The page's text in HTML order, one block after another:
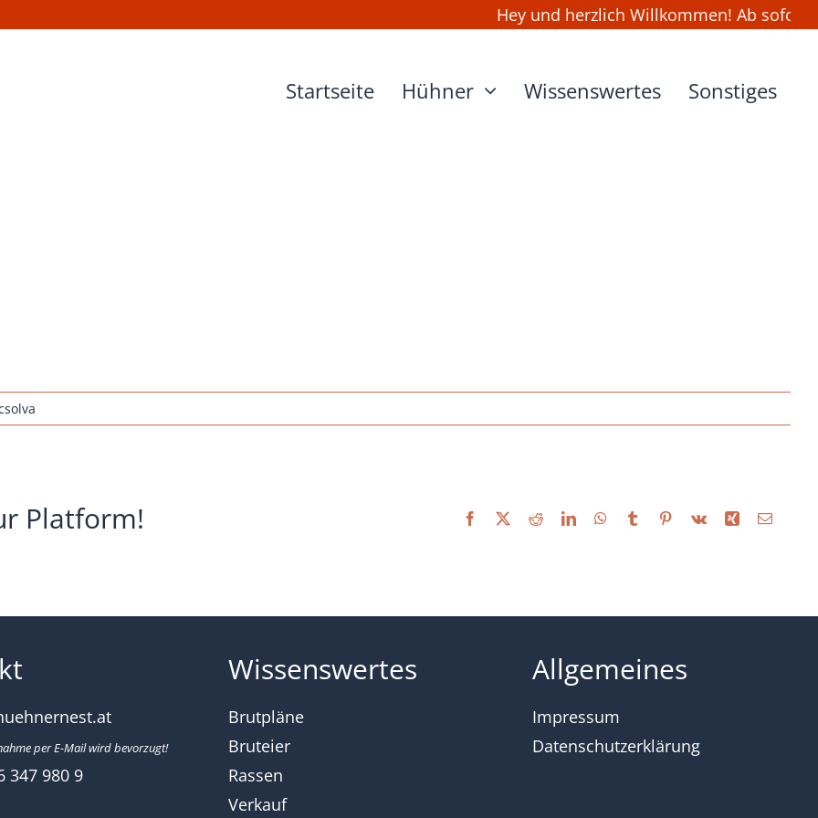
Hey und herzlich Willkommen! Ab sofort
Startseite Hühner Wissenswertes Sonstiges
Platform! Facebook RedditLinkedInWhatsApp
Tumblr Pinterest
Vk Xing Email
per E-Mail wird bevorzugt!
347 980 9
Wissenswertes
Brutpläne
Bruteier
Rassen
Verkauf
Allgemeines
Impressum
Datenschutzerklärung